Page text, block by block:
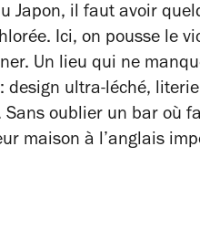
Japon, il faut avoir
Ici, on pousse le
Un lieu qui ne
design ultra-léché,
oublier un bar où
maison à l’anglais